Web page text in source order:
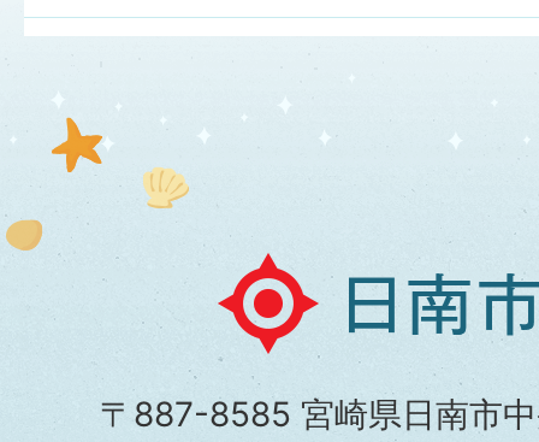
日
南
市
〒887-8585 宮崎県日南市